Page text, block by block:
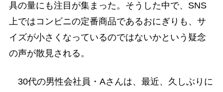
具の量にも注目が集まった。そうした中で、SNS
上ではコンビニの定番商品であるおにぎりも、サ
イズが小さくなっているのではないかという疑念
の声が散見される。
30代の男性会社員・Aさんは、最近、久しぶりに